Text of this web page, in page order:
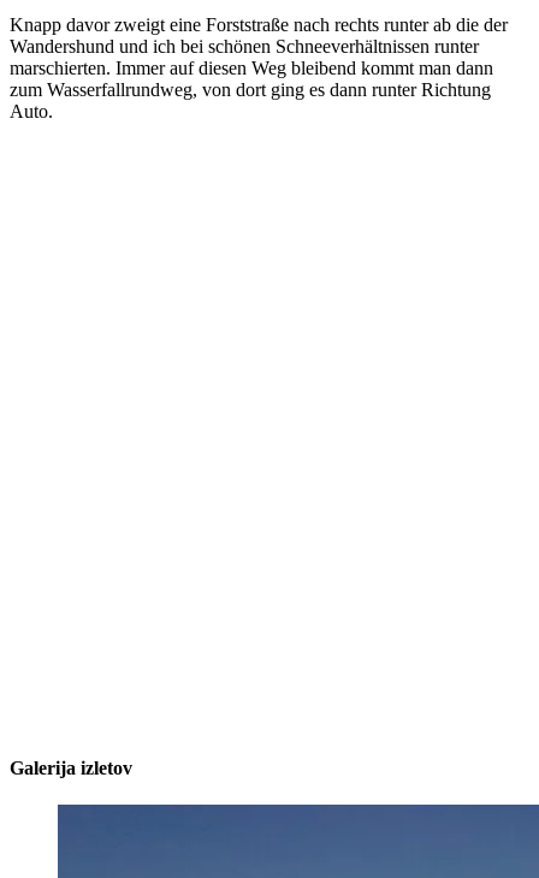
Knapp davor zweigt eine Forststraße nach rechts runter ab die der
Wandershund und ich bei schönen Schneeverhältnissen runter
marschierten. Immer auf diesen Weg bleibend kommt man dann
zum Wasserfallrundweg, von dort ging es dann runter Richtung
Auto.
Galerija izletov